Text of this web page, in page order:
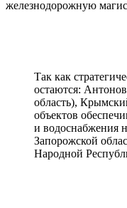
железнодорожную
Так как
остаются:
область),
объектов
и водоснабжения
Запорожской
Народной